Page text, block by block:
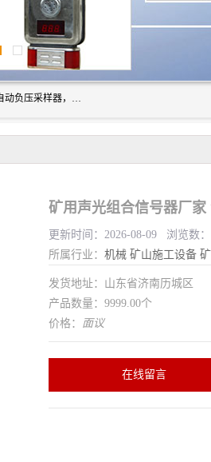
山东振达工矿设备有限公司是集科研开发、生产加工、电子商务为一体的技术型企业,公司主营:气体自动负压采样器，矿灯,光干涉甲烷测定器及其校验仪,甲烷报警仪及其校验装置,甲烷传感器校验装置,粉尘校验装置,煤尘爆炸校验装置,高压水表,三点测径规,圆型规,钢规磨耗仪,第四种检查器,内距尺,轮径尺,样板等铁路配件仪表,矿用设备等产品.
更新时间：2026-08-09 浏览数
所属行业： 机械 矿山施工设备
发货地址：山东省济南历城区
产品数量：9999.00个
价格： 面议
在线留言